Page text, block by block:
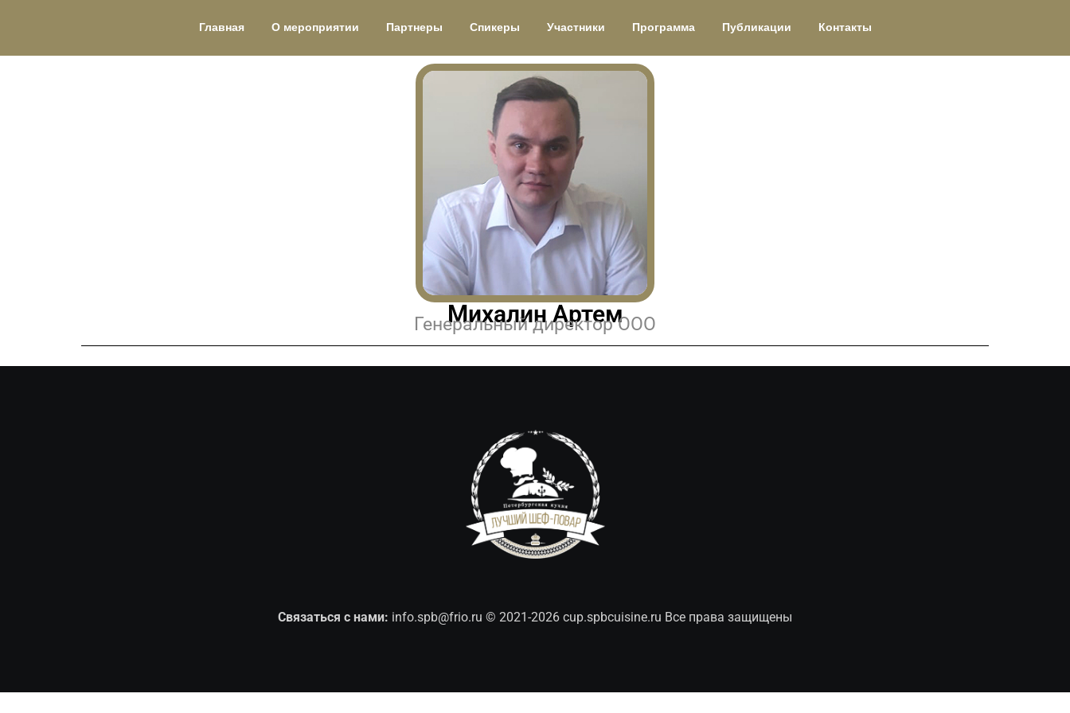
Главная О мероприятии Партнеры Спикеры Участники Программа Публикации Контакты
Михалин Артем
Генеральный директор ООО
Связаться с нами: info.spb@frio.ru © 2021-2026 cup.spbcuisine.ru Все права защищены